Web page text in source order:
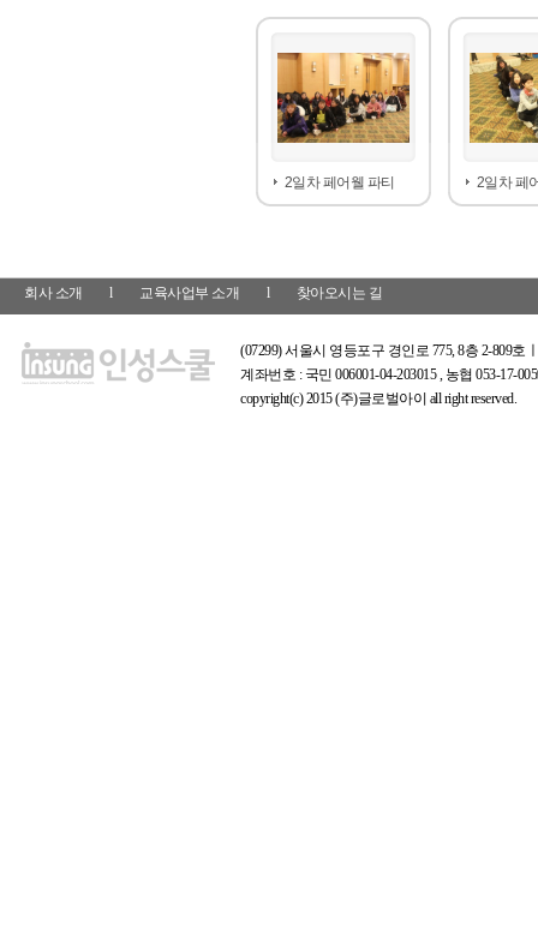
2일차 페어웰 파티 2일차 페
회사 소개 l 교육사업부 소개 l 찾아오시는 길
(07299) 서울시 영등포구 경인로 775, 8층 2-809호
계좌번호 : 국민 006001-04-203015 , 농협 053-17-
copyright(c) 2015 (주)글로벌아이 all right reserved.